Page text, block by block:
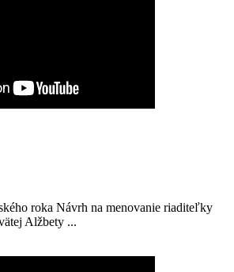
roka Návrh na menovanie riaditeľky
Alžbety ...